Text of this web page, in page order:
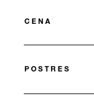
CENA
POSTRES